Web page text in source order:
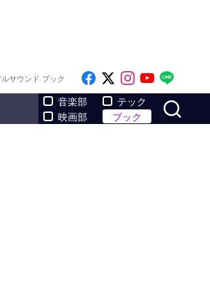
サウンド ブック Like on Facebook
Follow on x
Follow on
Follow
音楽部
映画部
テック
ブック